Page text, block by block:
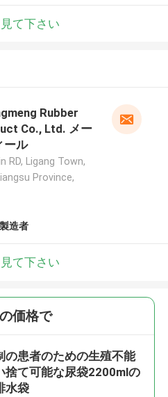
て下さい
Rubber
Co., Ltd. メー
ール
RD, Ligang Town,
Province,
造者
て下さい
価格で
の患者のための生殖不能
捨て可能な尿袋2200mlの
水袋